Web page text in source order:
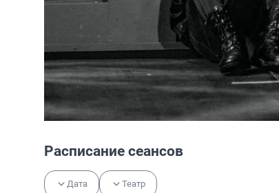
Расписание сеансов
Дата Театр